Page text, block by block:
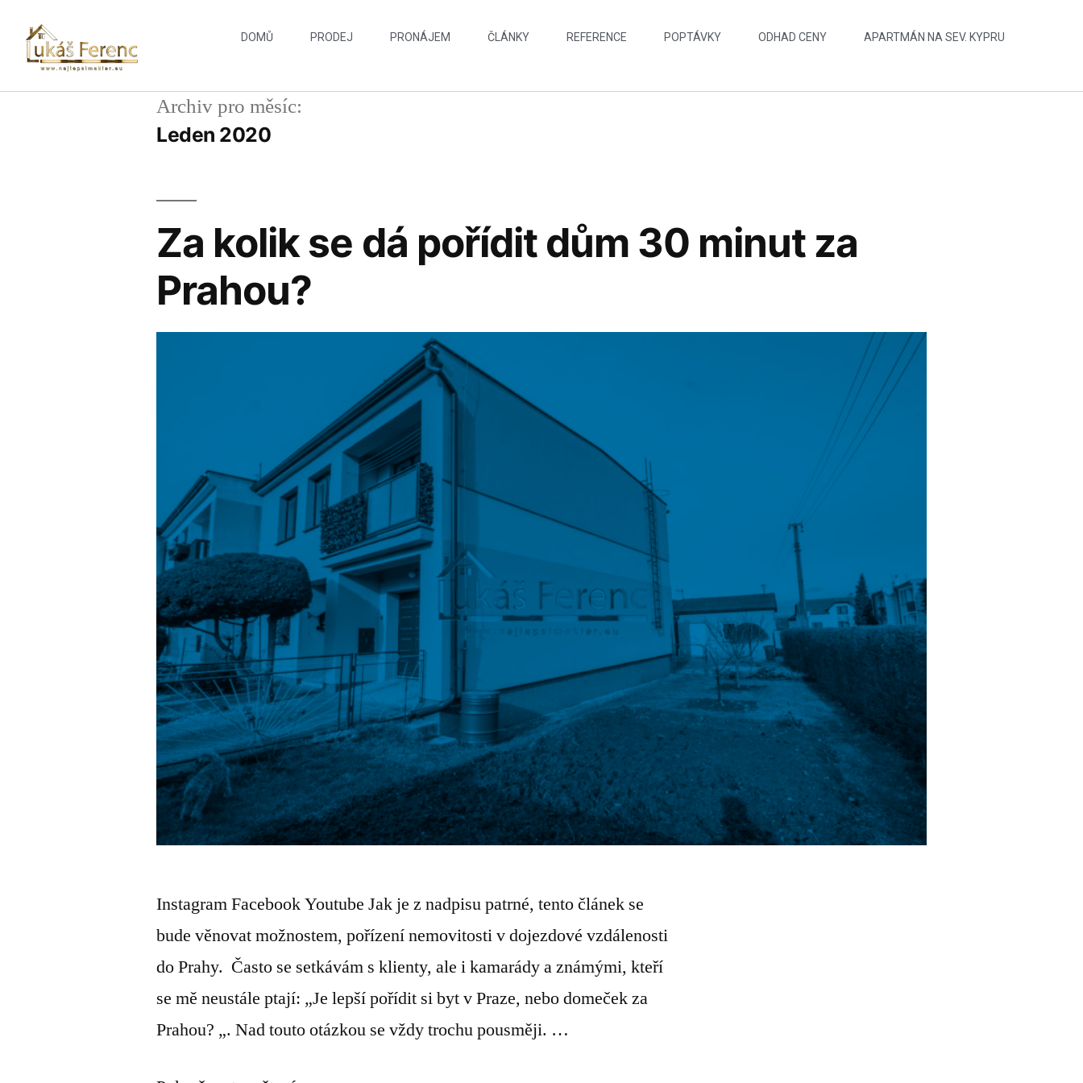
DOMŮ PRODEJ PRONÁJEM ČLÁNKY REFERENCE POPTÁVKY ODHAD CENY APARTMÁN NA SEV. KYPRU
Archiv pro měsíc:
Leden 2020
Za kolik se dá pořídit dům 30 minut za
Prahou?
Instagram Facebook Youtube Jak je z nadpisu patrné, tento článek se
bude věnovat možnostem, pořízení nemovitosti v dojezdové vzdálenosti
do Prahy. Často se setkávám s klienty, ale i kamarády a známými, kteří
se mě neustále ptají: „Je lepší pořídit si byt v Praze, nebo domeček za
Prahou? „. Nad touto otázkou se vždy trochu pousměji. …